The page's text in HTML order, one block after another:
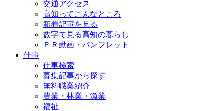
交通アクセス
高知ってこんなところ
新着記事を見る
数字で見る高知の暮らし
ＰＲ動画・パンフレット
仕事
仕事検索
募集記事から探す
無料職業紹介
農業・林業・漁業
福祉